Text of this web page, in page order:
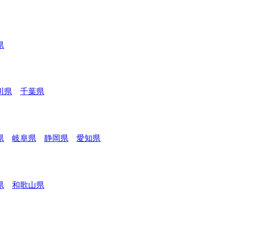
県 千葉県
岐阜県 静岡県 愛知県
和歌山県